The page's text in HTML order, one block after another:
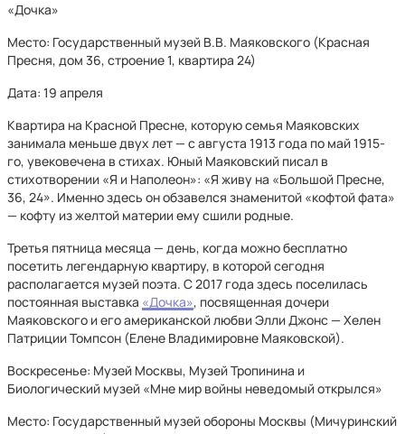
«Дочка»
Место: Государственный музей В.В. Маяковского (Красная
Пресня, дом 36, строение 1, квартира 24)
Дата: 19 апреля
Квартира на Красной Пресне, которую семья Маяковских
занимала меньше двух лет — с августа 1913 года по май 1915-
го, увековечена в стихах. Юный Маяковский писал в
стихотворении «Я и Наполеон»: «Я живу на «Большой Пресне,
36, 24». Именно здесь он обзавелся знаменитой «кофтой фата»
— кофту из желтой материи ему сшили родные.
Третья пятница месяца — день, когда можно бесплатно
посетить легендарную квартиру, в которой сегодня
располагается музей поэта. С 2017 года здесь поселилась
постоянная выставка «Дочка», посвященная дочери
Маяковского и его американской любви Элли Джонс — Хелен
Патриции Томпсон (Елене Владимировне Маяковской).
Воскресенье: Музей Москвы, Музей Тропинина и
Биологический музей «Мне мир войны неведомый открылся»
Место: Государственный музей обороны Москвы (Мичуринский